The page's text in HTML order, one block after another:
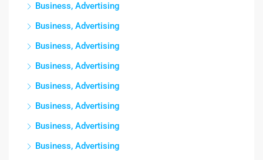
Business, Advertising
Business, Advertising
Business, Advertising
Business, Advertising
Business, Advertising
Business, Advertising
Business, Advertising
Business, Advertising